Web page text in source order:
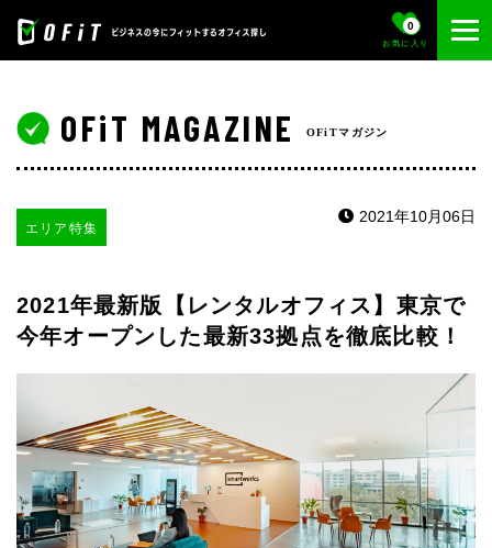
お気に入り
0
OFiT MAGAZINE OFiTマガジン
エリア特集
2021年10月06日
2021年最新版【レンタルオフィス】東京で
今年オープンした最新33拠点を徹底比較！